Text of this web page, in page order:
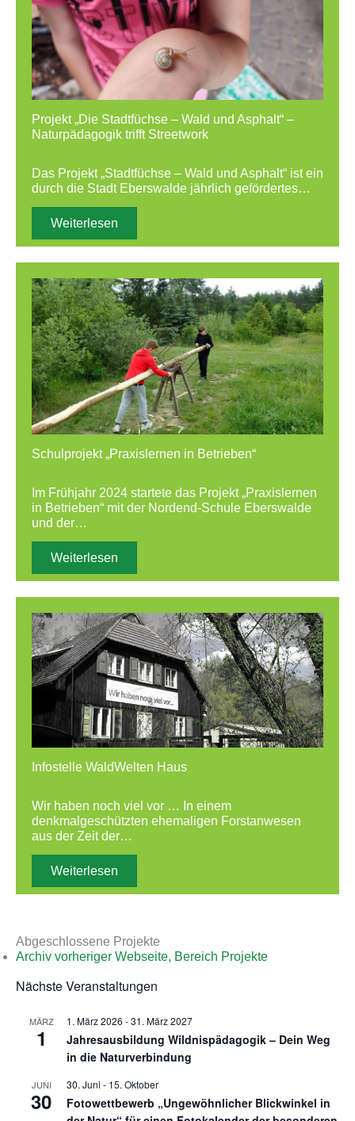
Projekt „Die Stadtfüchse – Wald und Asphalt“ –
Naturpädagogik trifft Streetwork
Das Projekt „Stadtfüchse – Wald und Asphalt“ ist ein
durch die Stadt Eberswalde jährlich gefördertes…
Weiterlesen
Schulprojekt „Praxislernen in Betrieben“
Im Frühjahr 2024 startete das Projekt „Praxislernen
in Betrieben“ mit der Nordend-Schule Eberswalde
und der…
Weiterlesen
Infostelle WaldWelten Haus
Wir haben noch viel vor … In einem
denkmalgeschützten ehemaligen Forstanwesen
aus der Zeit der…
Weiterlesen
Abgeschlossene Projekte
Archiv vorheriger Webseite, Bereich Projekte
Nächste Veranstaltungen
MÄRZ
1
1. März 2026 -31. März 2027
Jahresausbildung Wildnispädagogik – Dein Weg
in die Naturverbindung
JUNI
30
30. Juni - 15. Oktober
Fotowettbewerb „Ungewöhnlicher Blickwinkel in